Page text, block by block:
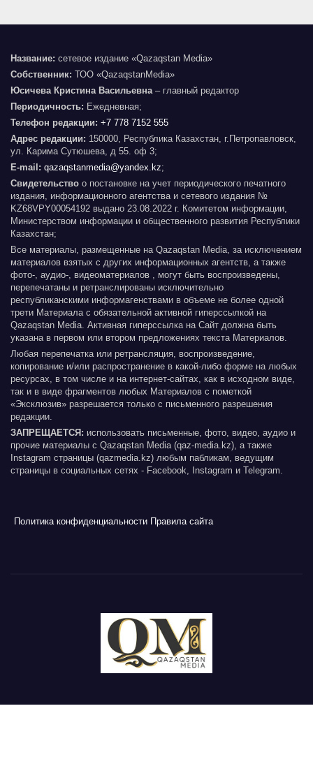
Название: сетевое издание «Qazaqstan Media»
Собственник: ТОО «QazaqstanMedia»
Юсичева Кристина Васильевна – главный редактор
Периодичность: Ежедневная;
Телефон редакции: +7 778 7152 555
Адрес редакции: 150000, Республика Казахстан, г.Петропавловск,
ул. Карима Сутюшева, д 55. оф 3;
E-mail: qazaqstanmedia@yandex.kz;
Свидетельство о постановке на учет периодического печатного
издания, информационного агентства и сетевого издания №
KZ68VPY00054192 выдано 23.08.2022 г. Комитетом информации,
Министерством информации и общественного развития Республики
Казахстан;
Все материалы, размещенные на Qazaqstan Media, за исключением
материалов взятых с других информационных агентств, а также
фото-, аудио-, видеоматериалов , могут быть воспроизведены,
перепечатаны и ретранслированы исключительно
республиканскими информагенствами в объеме не более одной
трети Материала с обязательной активной гиперссылкой на
Qazaqstan Media. Активная гиперссылка на Сайт должна быть
указана в первом или втором предложениях текста Материалов.
Любая перепечатка или ретрансляция, воспроизведение,
копирование и/или распространение в какой-либо форме на любых
ресурсах, в том числе и на интернет-сайтах, как в исходном виде,
так и в виде фрагментов любых Материалов с пометкой
«Эксклюзив» разрешается только с письменного разрешения
редакции.
ЗАПРЕЩАЕТСЯ: использовать письменные, фото, видео, аудио и
прочие материалы с Qazaqstan Media (qaz-media.kz), а также
Instagram страницы (qazmedia.kz) любым пабликам, ведущим
страницы в социальных сетях - Facebook, Instagram и Telegram.
Политика конфиденциальности Правила сайта